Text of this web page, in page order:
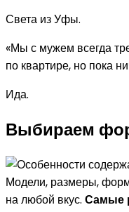
Света из Уфы.
«Мы с мужем всегда
по квартире, но пока
Ида.
Выбираем
Модели, размеры,
на любой вкус. Самые